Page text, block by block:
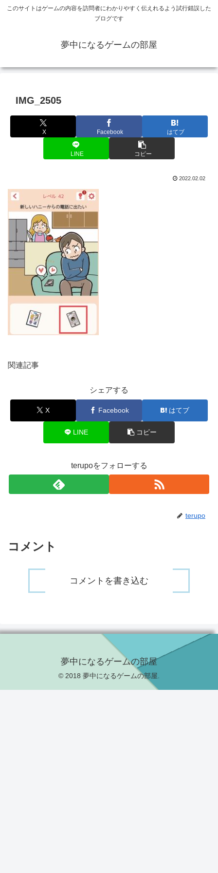
このサイトはゲームの内容を訪問者にわかりやすく伝えれるよう試行錯誤した
ブログです
夢中になるゲームの部屋
IMG_2505
X Facebook はてブ
LINE コピー
2022.02.02
関連記事
シェアする
X Facebook はてブ
LINE コピー
terupoをフォローする
terupo
コメント
コメントを書き込む
夢中になるゲームの部屋
© 2018 夢中になるゲームの部屋.